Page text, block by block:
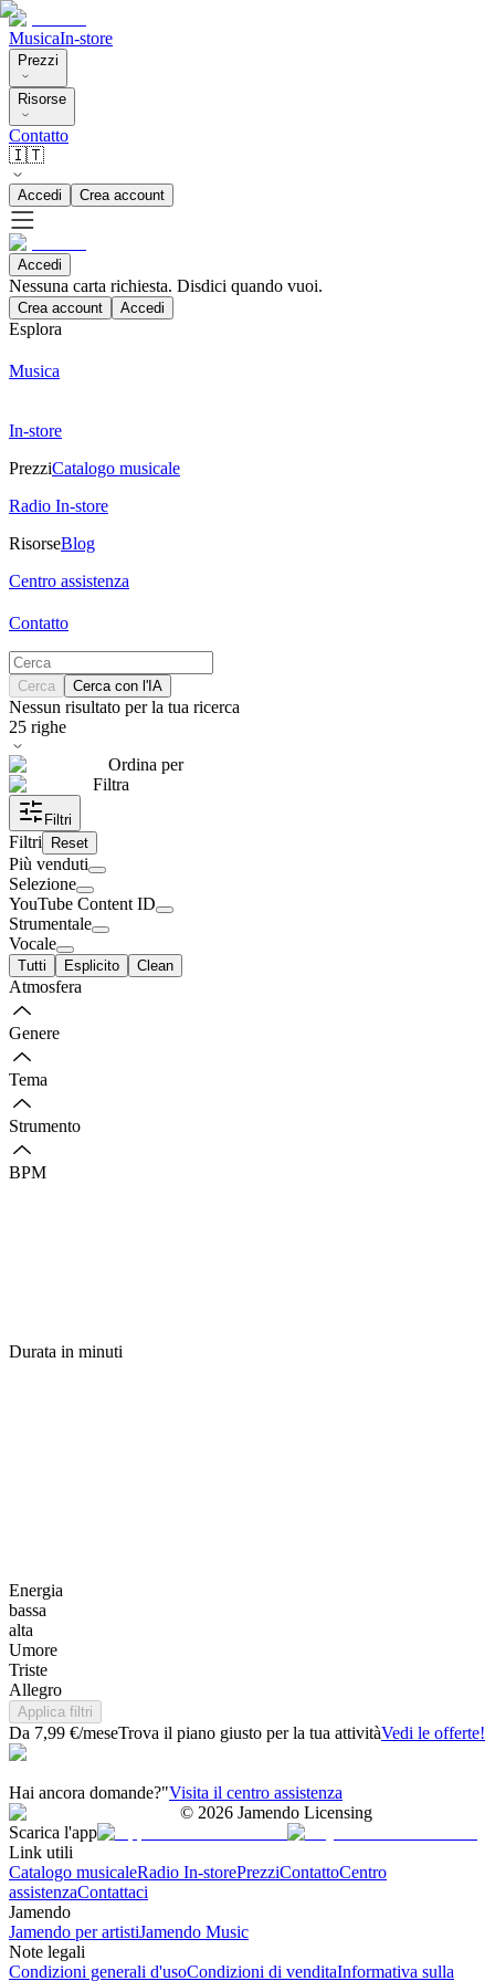
MusicaIn-store
Prezzi
Risorse
Contatto
🇮🇹
Accedi Crea account
Accedi
Nessuna carta richiesta. Disdici quando vuoi.
Crea account Accedi
Esplora
Musica
In-store
PrezziCatalogo musicale
Radio In-store
RisorseBlog
Centro assistenza
Contatto
Cerca Cerca con l'IA
Nessun risultato per la tua ricerca
25 righe
Ordina per
Filtra
Filtri
Filtri Reset
Più venduti
Selezione
YouTube Content ID
Strumentale
Vocale
Tutti Esplicito Clean
Atmosfera
Genere
Tema
Strumento
BPM
Durata in minuti
Energia
bassa
alta
Umore
Triste
Allegro
Applica filtri
Da 7,99 €/meseTrova il piano giusto per la tua attivitàVedi le offerte!
Hai ancora domande?"Visita il centro assistenza
© 2026 Jamendo Licensing
Scarica l'app
Link utili
Catalogo musicaleRadio In-storePrezziContattoCentro
assistenzaContattaci
Jamendo
Jamendo per artistiJamendo Music
Note legali
Condizioni generali d'usoCondizioni di venditaInformativa sulla